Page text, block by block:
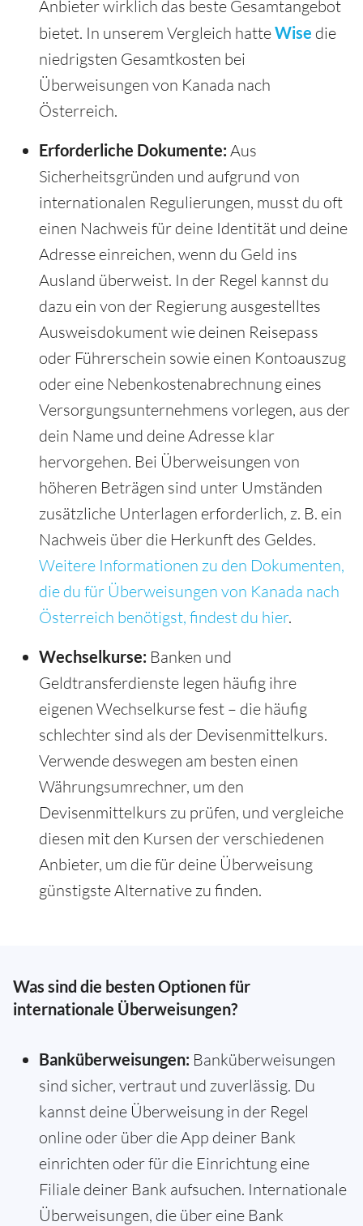
Anbieter wirklich das beste Gesamtangebot
bietet. In unserem Vergleich hatteWise die
niedrigsten Gesamtkosten bei
Überweisungen von Kanada nach
Österreich.
Erforderliche Dokumente: Aus
Sicherheitsgründen und aufgrund von
internationalen Regulierungen, musst du oft
einen Nachweis für deine Identität und deine
Adresse einreichen, wenn du Geld ins
Ausland überweist. In der Regel kannst du
dazu ein von der Regierung ausgestelltes
Ausweisdokument wie deinen Reisepass
oder Führerschein sowie einen Kontoauszug
oder eine Nebenkostenabrechnung eines
Versorgungsunternehmens vorlegen, aus der
dein Name und deine Adresse klar
hervorgehen. Bei Überweisungen von
höheren Beträgen sind unter Umständen
zusätzliche Unterlagen erforderlich, z. B. ein
Nachweis über die Herkunft des Geldes.
Weitere Informationen zu den Dokumenten,
die du für Überweisungen von Kanada nach
Österreich benötigst, findest du hier.
Wechselkurse: Banken und
Geldtransferdienste legen häufig ihre
eigenen Wechselkurse fest – die häufig
schlechter sind als der Devisenmittelkurs.
Verwende deswegen am besten einen
Währungsumrechner, um den
Devisenmittelkurs zu prüfen, und vergleiche
diesen mit den Kursen der verschiedenen
Anbieter, um die für deine Überweisung
günstigste Alternative zu finden.
Was sind die besten Optionen für
internationale Überweisungen?
Banküberweisungen: Banküberweisungen
sind sicher, vertraut und zuverlässig. Du
kannst deine Überweisung in der Regel
online oder über die App deiner Bank
einrichten oder für die Einrichtung eine
Filiale deiner Bank aufsuchen. Internationale
Überweisungen, die über eine Bank